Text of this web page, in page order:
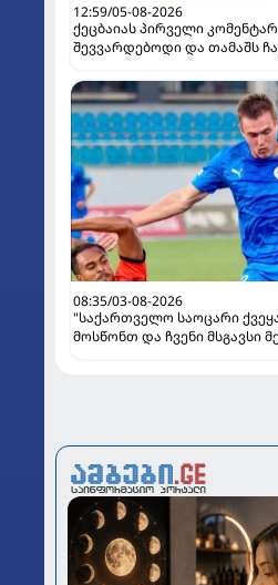
12:59/05-08-2026
ქეცბაიას პირველი
შევვარდებოდი და თამაშს
08:35/03-08-2026
"საქართველო საოცარი
მოსწონთ და ჩვენი მსგავსი